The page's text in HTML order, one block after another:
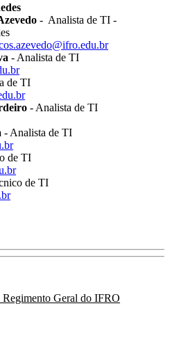
- Analista de TI -
- Analista de TI
de TI
- Analista de TI
- Analista de TI
de TI
de TI
.br
Geral do IFRO